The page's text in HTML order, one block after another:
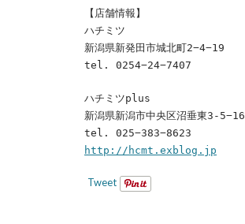
【店舗情報】
ハチミツ
新潟県新発田市城北町2−4−19
tel. 0254−24−7407
ハチミツplus
新潟県新潟市中央区沼垂東3-5−16
tel. 025−383−8623
http://hcmt.exblog.jp
Tweet